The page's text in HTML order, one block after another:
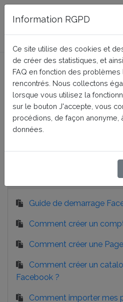
FAQ BusinessTech
Facebook
Pixel PRO
Accueil
Facebook Dynamic
Utilisation du service tiers
Utilisation du
Guide de demarrage
Comment créer un
Comment créer une
Comment créer un
Facebook ?
Comment importer mes
Information RGPD
Ce site utilise des cookies et
de créer des statistiques, et
FAQ en fonction des
rencontrés. Nous collectons
lorsque vous utilisez la
sur le bouton J'accepte, vous
procédions, de façon anonyme,
données.